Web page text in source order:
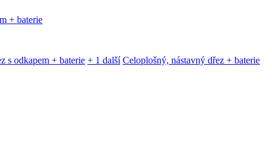
+ baterie
s odkapem + baterie + 1 další Celoplošný, nástavný dřez + baterie